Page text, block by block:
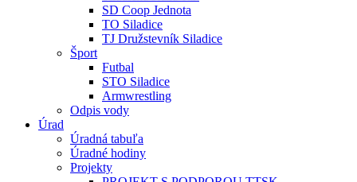
SD Coop Jednota
TO Siladice
TJ Družstevník Siladice
Šport
Futbal
STO Siladice
Armwrestling
Odpis vody
Úrad
Úradná tabuľa
Úradné hodiny
Projekty